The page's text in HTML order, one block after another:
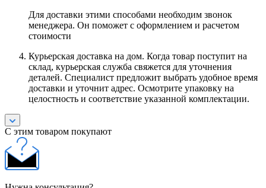
Для доставки этими способами необходим звонок
менеджера. Он поможет с оформлением и расчетом
стоимости
Курьерская доставка на дом. Когда товар поступит на
склад, курьерская служба свяжется для уточнения
деталей. Специалист предложит выбрать удобное время
доставки и уточнит адрес. Осмотрите упаковку на
целостность и соответствие указанной комплектации.
С этим товаром покупают